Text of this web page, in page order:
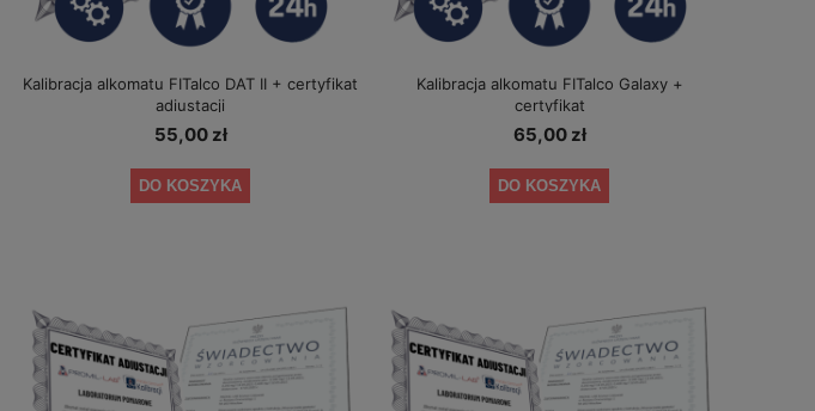
Kalibracja alkomatu FITalco DAT II + certyfikat
adiustacji
55,00 zł
DO KOSZYKA
Kalibracja alkomatu FITalco Galaxy +
certyfikat
65,00 zł
DO KOSZYKA